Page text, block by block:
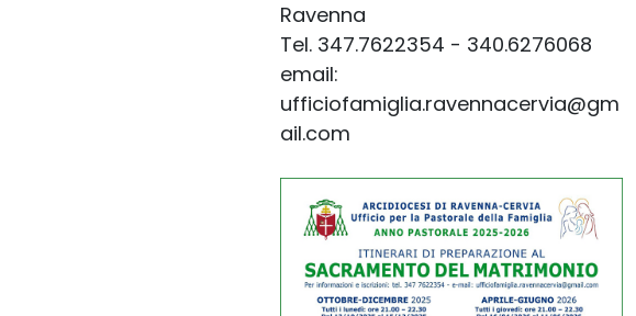
Ravenna
Tel. 347.7622354 - 340.6276068
email:
ufficiofamiglia.ravennacervia@gm
ail.com